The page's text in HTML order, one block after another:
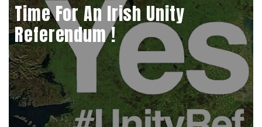
Time For An Irish Unity
Referendum !